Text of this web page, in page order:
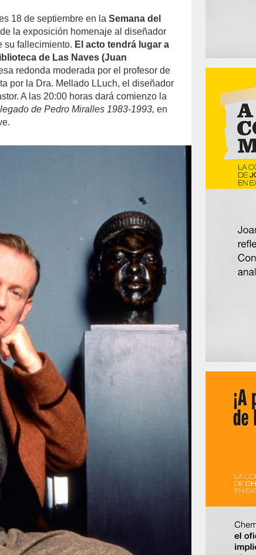
18 de septiembre en laSemana del
la exposición homenaje al diseñador
su fallecimiento. El acto tendrá lugar a
de Las Naves (Juan
redonda moderada por el profesor de
por la Dra. Mellado LLuch, el diseñador
A las 20:00 horas dará comienzo la
de Pedro Miralles 1983-1993, en